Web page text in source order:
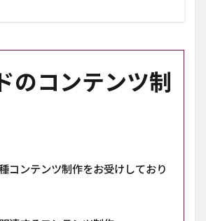
のコンテンツ制
コンテンツ制作をお受けしており